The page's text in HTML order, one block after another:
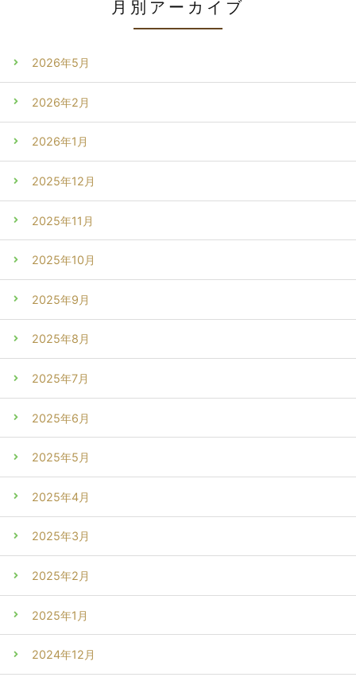
月別アーカイブ
2026年5月
2026年2月
2026年1月
2025年12月
2025年11月
2025年10月
2025年9月
2025年8月
2025年7月
2025年6月
2025年5月
2025年4月
2025年3月
2025年2月
2025年1月
2024年12月